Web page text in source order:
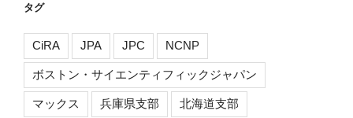
ブ
タグ
CiRA JPA JPC NCNP
ボストン・サイエンティフィックジャパン
マックス 兵庫県支部 北海道支部